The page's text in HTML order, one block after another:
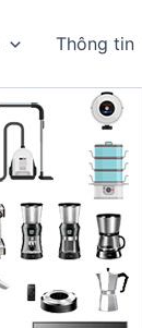
Thông tin